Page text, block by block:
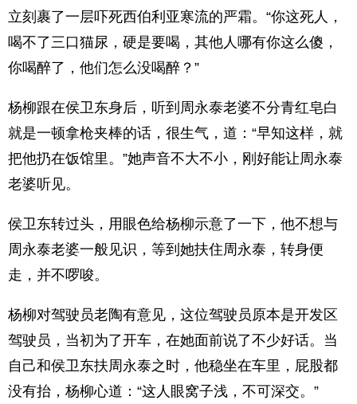
立刻裹了一层吓死西伯利亚寒流的严霜。“你这死人，
喝不了三口猫尿，硬是要喝，其他人哪有你这么傻，
你喝醉了，他们怎么没喝醉？”
杨柳跟在侯卫东身后，听到周永泰老婆不分青红皂白
就是一顿拿枪夹棒的话，很生气，道：“早知这样，就
把他扔在饭馆里。”她声音不大不小，刚好能让周永泰
老婆听见。
侯卫东转过头，用眼色给杨柳示意了一下，他不想与
周永泰老婆一般见识，等到她扶住周永泰，转身便
走，并不啰唆。
杨柳对驾驶员老陶有意见，这位驾驶员原本是开发区
驾驶员，当初为了开车，在她面前说了不少好话。当
自己和侯卫东扶周永泰之时，他稳坐在车里，屁股都
没有抬，杨柳心道：“这人眼窝子浅，不可深交。”